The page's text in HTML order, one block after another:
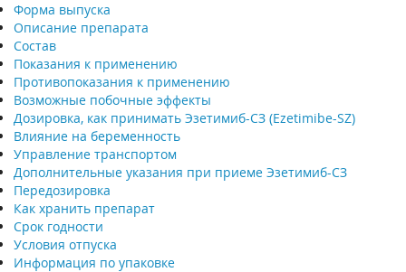
Форма выпуска
Описание препарата
Состав
Показания к применению
Противопоказания к применению
Возможные побочные эффекты
Дозировка, как принимать Эзетимиб-СЗ (Ezetimibe-SZ)
Влияние на беременность
Управление транспортом
Дополнительные указания при приеме Эзетимиб-СЗ
Передозировка
Как хранить препарат
Срок годности
Условия отпуска
Информация по упаковке